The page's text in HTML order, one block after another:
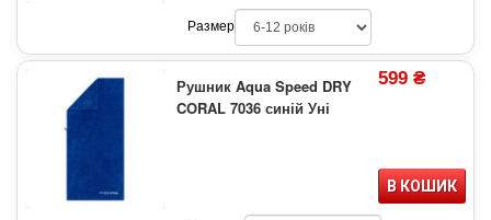
Размер
Рушник Aqua Speed DRY
CORAL 7036 синій Уні
599 ₴
В КОШИК